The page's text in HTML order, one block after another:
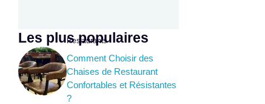
Les plus populaires
Restaurants
Comment Choisir des
Chaises de Restaurant
Confortables et Résistantes
?